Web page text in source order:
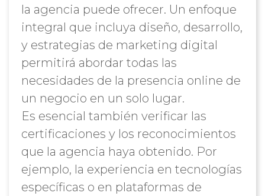
la agencia puede ofrecer. Un enfoque
integral que incluya diseño, desarrollo,
y estrategias de marketing digital
permitirá abordar todas las
necesidades de la presencia online de
un negocio en un solo lugar.
Es esencial también verificar las
certificaciones y los reconocimientos
que la agencia haya obtenido. Por
ejemplo, la experiencia en tecnologías
específicas o en plataformas de